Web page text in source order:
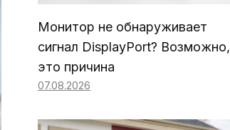
Монитор не обнаруживает
сигнал DisplayPort? Возможно,
это причина
07.08.2026